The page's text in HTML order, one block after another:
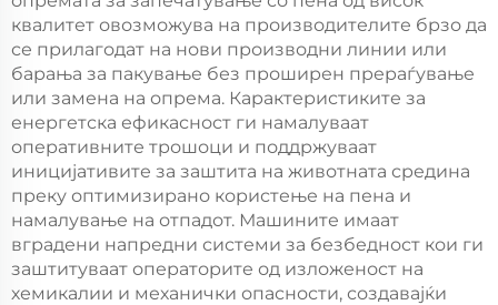
квалитет овозможува на производителите брзо да
се прилагодат на нови производни линии или
барања за пакување без проширен прераѓување
или замена на опрема. Карактеристиките за
енергетска ефикасност ги намалуваат
оперативните трошоци и поддржуваат
иницијативите за заштита на животната средина
преку оптимизирано користење на пена и
намалување на отпадот. Машините имаат
вградени напредни системи за безбедност кои ги
заштитуваат операторите од изложеност на
хемикалии и механички опасности, создавајќи